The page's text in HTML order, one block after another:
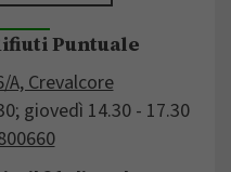
Puntuale
A, Crevalcore
giovedì 14.30 - 17.30